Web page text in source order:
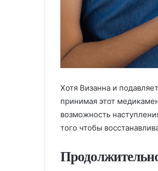
Хотя Визанна и
принимая этот
возможность
того чтобы